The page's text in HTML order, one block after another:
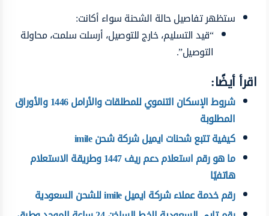
ستظهر تفاصيل حالة الشحنة سواء أكانت:
“قيد التسليم، خارج للتوصيل، أرسلت سلمت، محاولة
التوصيل”.
اقرأ أيضًا:
شروط الإسكان التنموي للمطلقات والأرامل 1446 والأوراق
المطلوبة
كيفية تتبع شحنات ايميل شركة شحن imile
ما هو رقم استعلام دعم ريف 1447 وطريقة الاستعلام
هاتفيًا
رقم خدمة عملاء شركة ايميل imile للشحن السعودية